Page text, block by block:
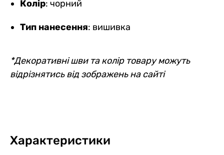
Колір: чорний
Тип нанесення: вишивка
*Декоративні шви та колір товару можуть
відрізнятись від зображень на сайті
Характеристики